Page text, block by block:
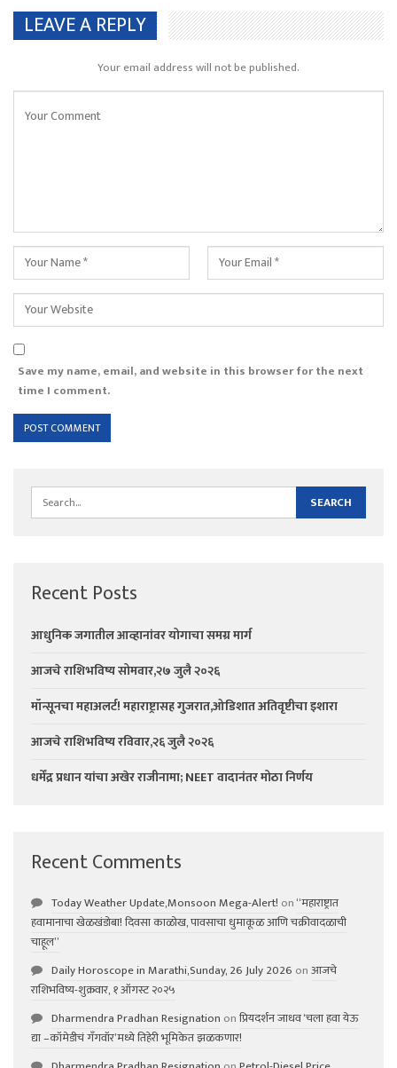
LEAVE A REPLY
Your email address will not be published.
Save my name, email, and website in this browser for the next
time I comment.
Recent Posts
आधुनिक जगातील आव्हानांवर योगाचा समग्र मार्ग
आजचे राशिभविष्य सोमवार,२७ जुलै २०२६
मॉन्सूनचा महाअलर्ट! महाराष्ट्रासह गुजरात,ओडिशात अतिवृष्टीचा इशारा
आजचे राशिभविष्य रविवार,२६ जुलै २०२६
धर्मेंद्र प्रधान यांचा अखेर राजीनामा; NEET वादानंतर मोठा निर्णय
Recent Comments
Today Weather Update,Monsoon Mega-Alert! on“महाराष्ट्रात
हवामानाचा खेळखंडोबा! दिवसा काळोख, पावसाचा धुमाकूळ आणि चक्रीवादळाची
चाहूल”
Daily Horoscope in Marathi,Sunday, 26 July 2026 onआजचे
राशिभविष्य-शुक्रवार, १ ऑगस्ट २०२५
Dharmendra Pradhan Resignation onप्रियदर्शन जाधव ‘चला हवा येऊ
द्या –कॉमेडीचं गॅंगवॉर’मध्ये तिहेरी भूमिकेत झळकणार!